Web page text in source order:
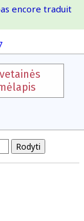
encore traduit